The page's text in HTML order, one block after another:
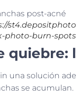
photo-burn-
quiebre:
una solución
se acumulan.